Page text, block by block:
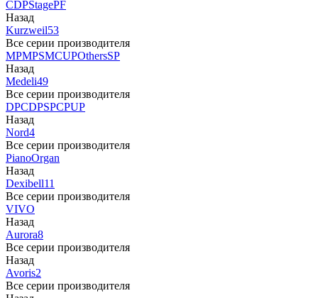
CDPStagePF
Назад
Kurzweil53
Все серии производителя
MPMPSMCUPOthersSP
Назад
Medeli49
Все серии производителя
DPCDPSPCPUP
Назад
Nord4
Все серии производителя
PianoOrgan
Назад
Dexibell11
Все серии производителя
VIVO
Назад
Aurora8
Все серии производителя
Назад
Avoris2
Все серии производителя